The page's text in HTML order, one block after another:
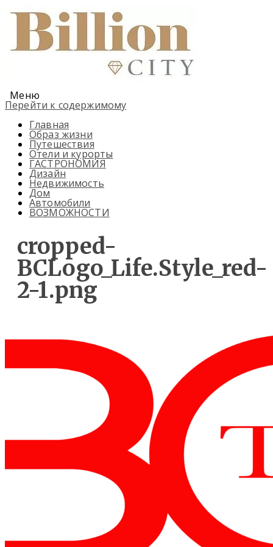
Меню
Перейти к содержимому
Главная
Образ жизни
Путешествия
Отели и курорты
ГАСТРОНОМИЯ
Дизайн
Недвижимость
Дом
Автомобили
ВОЗМОЖНОСТИ
cropped-
BCLogo_Life.Style_red-
2-1.png